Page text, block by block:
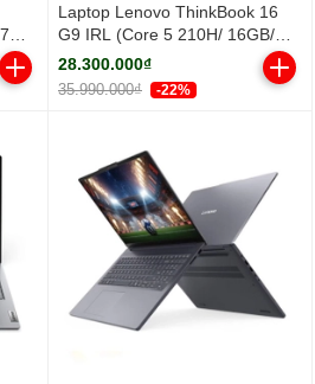
Laptop Lenovo ThinkBook 16
G9 IRL (Core 5 210H/ 16GB/
512GB SSD/ 16 inch WUXGA/
Win11/ Grey/ Vỏ nhôm/ 2Y)
28.300.000₫
35.990.000₫ -22%